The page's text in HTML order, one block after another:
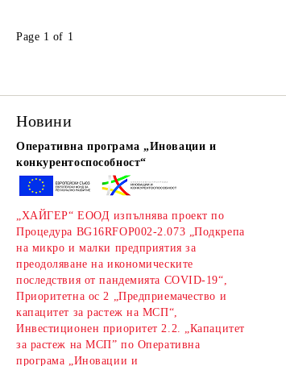
Page 1 of 1
Новини
Оперативна програма „Иновации и
конкурентоспособност“
„ХАЙГЕР“ ЕООД изпълнява проект по
Процедура BG16RFOP002-2.073 „Подкрепа
на микро и малки предприятия за
преодоляване на икономическите
последствия от пандемията COVID-19“,
Приоритетна ос 2 „Предприемачество и
капацитет за растеж на МСП“,
Инвестиционен приоритет 2.2. „Капацитет
за растеж на МСП” по Оперативна
програма „Иновации и